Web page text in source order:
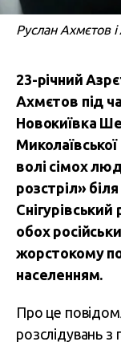
Руслан Ахмєтов
23-річний
Ахмєтов під
Новокиївка
волі сімох
розстріл»
обох
жорстокому
населенням.
Про це
розслідувань